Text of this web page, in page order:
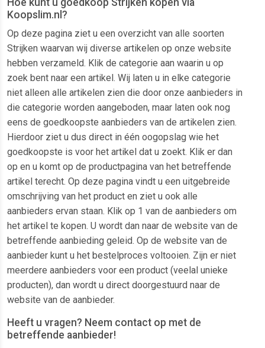
Hoe kunt u goedkoop Strijken kopen via
Koopslim.nl?
Op deze pagina ziet u een overzicht van alle soorten
Strijken waarvan wij diverse artikelen op onze website
hebben verzameld. Klik de categorie aan waarin u op
zoek bent naar een artikel. Wij laten u in elke categorie
niet alleen alle artikelen zien die door onze aanbieders in
die categorie worden aangeboden, maar laten ook nog
eens de goedkoopste aanbieders van de artikelen zien.
Hierdoor ziet u dus direct in één oogopslag wie het
goedkoopste is voor het artikel dat u zoekt. Klik er dan
op en u komt op de productpagina van het betreffende
artikel terecht. Op deze pagina vindt u een uitgebreide
omschrijving van het product en ziet u ook alle
aanbieders ervan staan. Klik op 1 van de aanbieders om
het artikel te kopen. U wordt dan naar de website van de
betreffende aanbieding geleid. Op de website van de
aanbieder kunt u het bestelproces voltooien. Zijn er niet
meerdere aanbieders voor een product (veelal unieke
producten), dan wordt u direct doorgestuurd naar de
website van de aanbieder.
Heeft u vragen? Neem contact op met de
betreffende aanbieder!